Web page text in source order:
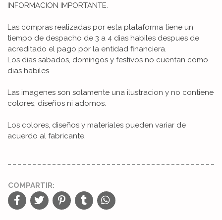
INFORMACION IMPORTANTE.
Las compras realizadas por esta plataforma tiene un
tiempo de despacho de 3 a 4 dias habiles despues de
acreditado el pago por la entidad financiera.
Los dias sabados, domingos y festivos no cuentan como
dias habiles.
Las imagenes son solamente una ilustracion y no contiene
colores, diseños ni adornos.
Los colores, diseños y materiales pueden variar de
acuerdo al fabricante.
COMPARTIR: